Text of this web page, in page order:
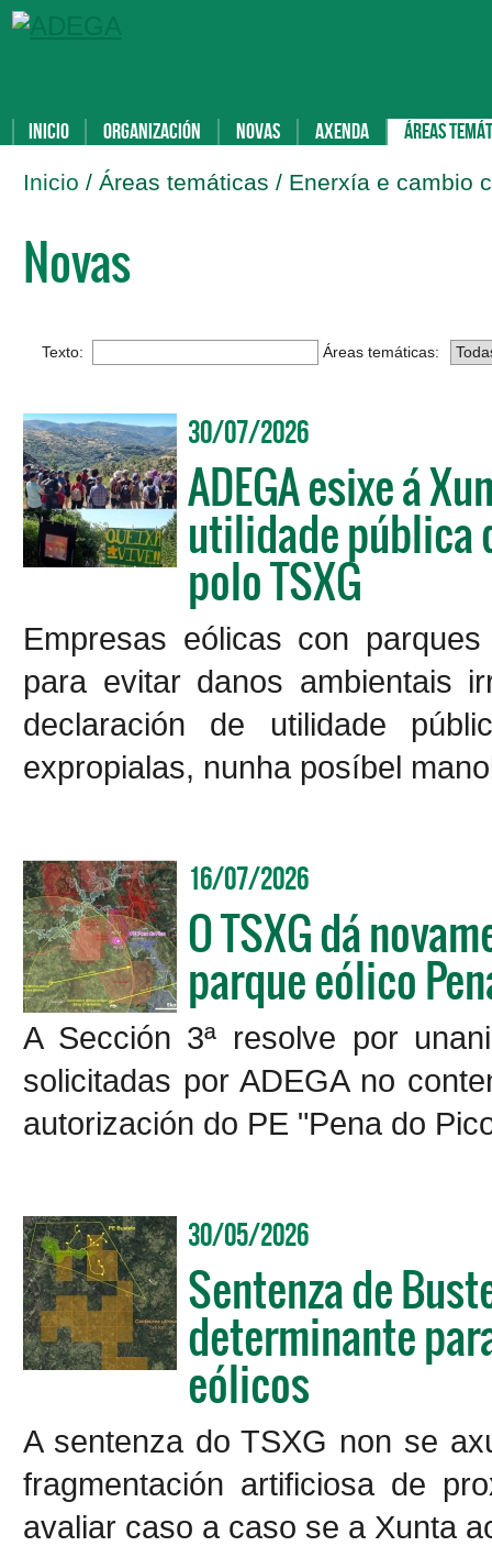
Inicio Organización Novas Axenda Áreas
Inicio / Áreas temáticas / Enerxía e cambio
Novas
Texto: Áreas temáticas:
30/07/2026
ADEGA esixe á
utilidade pública
polo TSXG
Empresas eólicas con
para evitar danos ambientais
declaración de utilidade
expropialas, nunha posíbel
16/07/2026
O TSXG dá
parque eólico
A Sección 3ª resolve por
solicitadas por ADEGA no
autorización do PE "Pena do
30/05/2026
Sentenza de
determinante
eólicos
A sentenza do TSXG non se
fragmentación artificiosa de
avaliar caso a caso se a Xunta